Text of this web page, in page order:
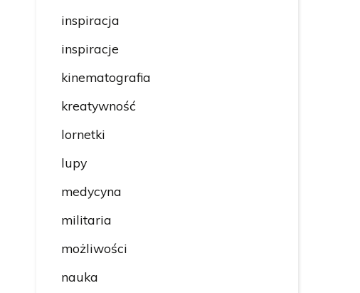
inspiracja
inspiracje
kinematografia
kreatywność
lornetki
lupy
medycyna
militaria
możliwości
nauka